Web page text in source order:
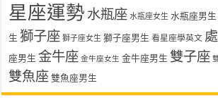
星座運勢 水瓶座 水瓶座女生 水瓶座男生
生 獅子座 獅子座女生 獅子座男生 看星座學英文
座男生 金牛座 金牛座女生 金牛座男生 雙子座
雙魚座 雙魚座男生